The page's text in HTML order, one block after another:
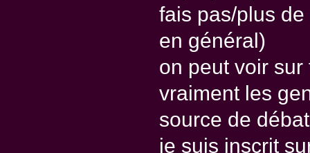
fais pas/plus
en général)
on peut voir
vraiment les
source de
je suis inscrit